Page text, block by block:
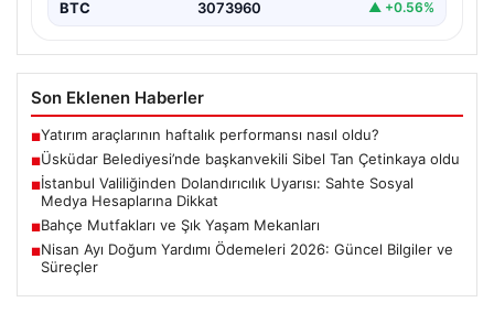
BTC 3073960 ▲ +0.56%
Son Eklenen Haberler
■Yatırım araçlarının haftalık performansı nasıl oldu?
■Üsküdar Belediyesi’nde başkanvekili Sibel Tan Çetinkaya oldu
■İstanbul Valiliğinden Dolandırıcılık Uyarısı: Sahte Sosyal
Medya Hesaplarına Dikkat
■Bahçe Mutfakları ve Şık Yaşam Mekanları
■Nisan Ayı Doğum Yardımı Ödemeleri 2026: Güncel Bilgiler ve
Süreçler